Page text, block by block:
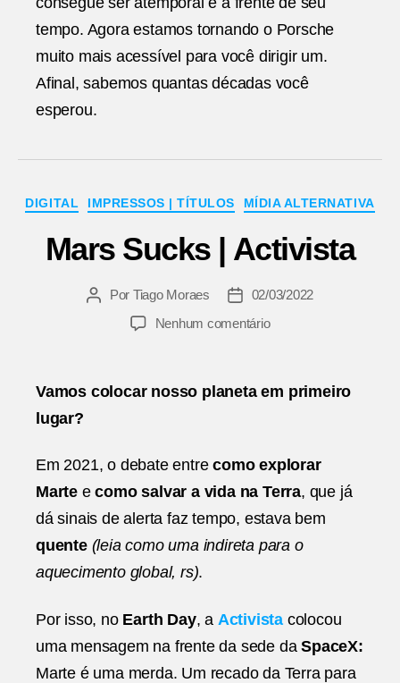
tempo. Agora estamos tornando o Porsche
muito mais acessível para você dirigir um.
Afinal, sabemos quantas décadas você
esperou.
Categorias
DIGITAL IMPRESSOS | TÍTULOS MÍDIA ALTERNATIVA
Mars Sucks | Activista
Autor
Por Tiago Moraes
Data02/03/2022
Nenhum comentárioem
Activista
Vamos colocar nosso planeta em primeiro
lugar?
Em 2021, o debate entrecomo explorar
Marte ecomo salvar a vida na Terra, que já
dá sinais de alerta faz tempo, estava bem
quente (leia como uma indireta para o
aquecimento global, rs).
Por isso, no Earth Day, a Activista colocou
uma mensagem na frente da sede daSpaceX:
Marte é uma merda. Um recado da Terra para